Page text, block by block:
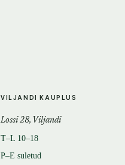
VILJANDI KAUPLUS
Lossi 28, Viljandi
T–L 10–18
P–E suletud